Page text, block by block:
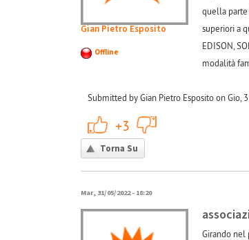
Gian Pietro Esposito
Offline
quella parte
superiori a
EDISON,
modalità
Submitted by Gian Pietro Esposito on Gio,
+3
Torna Su
Mar, 31/05/2022 - 18:20
Girando nel